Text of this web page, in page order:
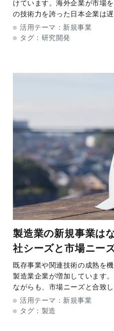
けています。海外企業が市場
の技術力を誇った日本企業は
今、日本では国家戦略のもと2
開発（ナノメートル＝10億分の
活用テーマ： 新規事業
タグ： 研究開発
製造業の新規事業は
社シーズと市場ニー
カギとなるのは、「
意識」
既存事業や関連技術の成熟を
製造業企業が増加しています
ながらも、市場ニーズと合致
に苦戦する企業は少なくあり
の進化に伴い、豊かなデータを
活用テーマ： 新規事業
タグ： 製造